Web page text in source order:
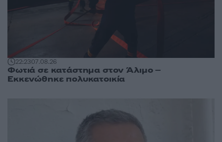
22:2307.08.26
Φωτιά σε κατάστημα στον Άλιμο –
Εκκενώθηκε πολυκατοικία